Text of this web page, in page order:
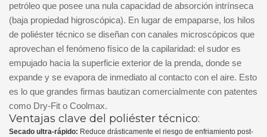
petróleo que posee una nula capacidad de absorción intrínseca
(baja propiedad higroscópica). En lugar de empaparse, los hilos
de poliéster técnico se diseñan con canales microscópicos que
aprovechan el fenómeno físico de la capilaridad: el sudor es
empujado hacia la superficie exterior de la prenda, donde se
expande y se evapora de inmediato al contacto con el aire. Esto
es lo que grandes firmas bautizan comercialmente con patentes
como Dry-Fit o Coolmax.
Ventajas clave del poliéster técnico:
Secado ultra-rápido: Reduce drásticamente el riesgo de enfriamiento post-